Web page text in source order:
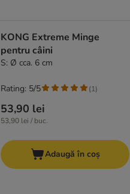
KONG Extreme Minge
pentru câini
S: Ø cca. 6 cm
53,90 lei
53,90 lei / buc.
Rating: 5/5 (1)
Adaugă în coș